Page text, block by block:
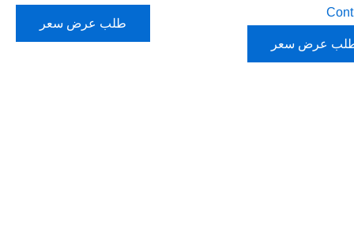
عرض سعر
طلب عرض سعر